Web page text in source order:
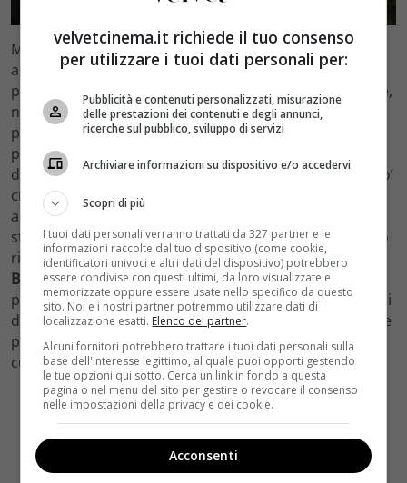
Ma ad ogni fine corrisponde sempre un nuovo inizio,
almeno così in teoria dovrebbe essere. Se l’affezionato
pubblico avrà la possibilità di vedere la quarta stagione,
non si ha però la certezza della presenza dei due attori
principali. Forse non vedremoCris:Aurora Ruffino
proprio durante la messa in onda della puntata del 1
dicembre 2016 ha scritto un messaggio sui social un po’
criptico nel quale ringrazia i fan per averli seguiti ed
amati, ma non fa nessun riferimento alla prossima
stagione. Prudenza o aria di cambiamento? Per quanto
riguardaLeone sappiamo ancora meno.Carmine
Bruschiniinfatti non ha espresso nessun messaggio
pubblico verso i fan. Sono in corso le trattative oppure i
due attori hanno deciso di affrontare nuove esperienze
per non rimanere troppo “incollati” ai personaggi per
cui sono diventati famosi ?
velvetcinema.it richiede il tuo consenso
per utilizzare i tuoi dati personali per:
Pubblicità e contenuti personalizzati, misurazione
delle prestazioni dei contenuti e degli annunci,
ricerche sul pubblico, sviluppo di servizi
Archiviare informazioni su dispositivo e/o accedervi
Scopri di più
I tuoi dati personali verranno trattati da 327 partner e le
informazioni raccolte dal tuo dispositivo (come cookie,
identificatori univoci e altri dati del dispositivo) potrebbero
essere condivise con questi ultimi, da loro visualizzate e
memorizzate oppure essere usate nello specifico da questo
sito. Noi e i nostri partner potremmo utilizzare dati di
localizzazione esatti. Elenco dei partner.
Alcuni fornitori potrebbero trattare i tuoi dati personali sulla
base dell'interesse legittimo, al quale puoi opporti gestendo
le tue opzioni qui sotto. Cerca un link in fondo a questa
pagina o nel menu del sito per gestire o revocare il consenso
nelle impostazioni della privacy e dei cookie.
Acconsenti